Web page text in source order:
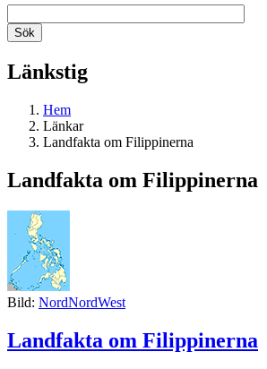
Länkstig
Hem
Länkar
Landfakta om Filippinerna
Landfakta om Filippinerna
Bild: NordNordWest
Landfakta om Filippinerna